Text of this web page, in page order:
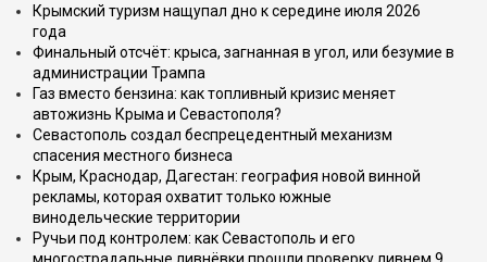
Крымский туризм нащупал дно к середине июля 2026
года
Финальный отсчёт: крыса, загнанная в угол, или безумие в
администрации Трампа
Газ вместо бензина: как топливный кризис меняет
автожизнь Крыма и Севастополя?
Севастополь создал беспрецедентный механизм
спасения местного бизнеса
Крым, Краснодар, Дагестан: география новой винной
рекламы, которая охватит только южные
винодельческие территории
Ручьи под контролем: как Севастополь и его